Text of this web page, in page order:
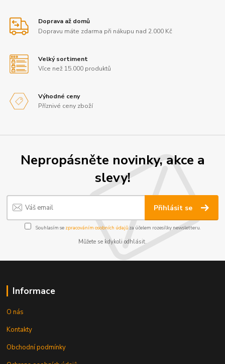
Doprava až domů
Dopravu máte zdarma při nákupu nad 2.000 Kč
Velký sortiment
Více než 15.000 produktů
Výhodné ceny
Příznivé ceny zboží
Nepropásněte novinky, akce a
slevy!
Přihlásit se
Souhlasím se zpracováním osobních údajůza účelem rozesílky newsletteru.
Můžete se kdykoli odhlásit.
Informace
O nás
Kontakty
Obchodní podmínky